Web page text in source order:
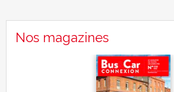
Nos magazines